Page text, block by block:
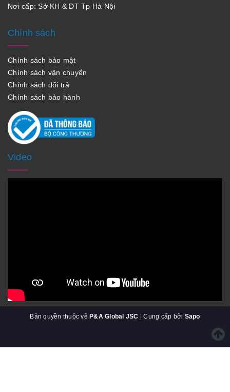
Nơi cấp: Sở KH & ĐT Tp Hà Nội
Chính sách
Chính sách bảo mật
Chính sách vận chuyển
Chính sách đổi trả
Chính sách bảo hành
Video
Bản quyền thuộc vềP&A Global JSC | Cung cấp bởi Sapo